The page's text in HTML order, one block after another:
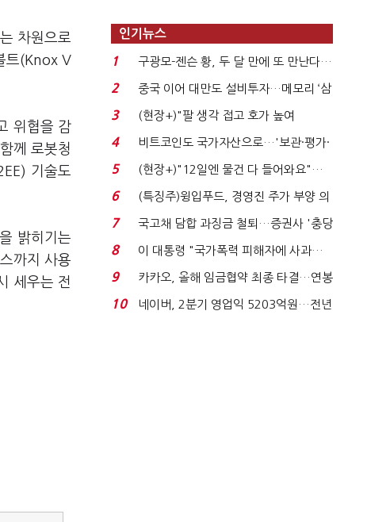
차원으로
트(Knox V
위협을 감
께 로봇청
기술도
밝히기는
까지 사용
세우는 전
인기뉴스
1
구광모-젠슨 황, 두 달 만에 또 만난다…
로봇·AI 등 논...
2
중국 이어 대만도 설비투자…메모리 ‘삼
국전쟁’
3
(현장+)"팔 생각 접고 호가 높여
요"…'덜 똘똘한 한 채' 20...
4
비트코인도 국가자산으로…'보관·평가·
처분' 기준은 ...
5
(현장+)"12일엔 물건 다 들어와요"…
빈 매대 채우며 문 연 ...
6
(특징주)윙입푸드, 경영진 주가 부양 의
지에 상한가...
7
국고채 담합 과징금 철퇴…증권사 '충당
금 폭탄' 우려...
8
이 대통령 "국가폭력 피해자에 사과…
적극적 조사로 진...
9
카카오, 올해 임금협약 최종 타결…연봉
6.3% 인상·격려...
10
네이버, 2분기 영업익 5203억원…전년